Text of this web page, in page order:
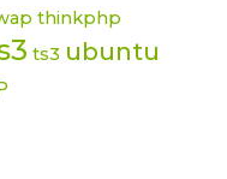
thinkphp
ts3 ubuntu